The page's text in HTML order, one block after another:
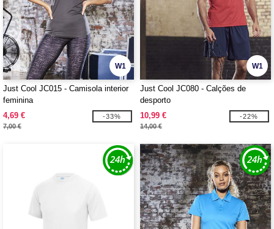
W1
Just Cool JC015 - Camisola interior
feminina
4,69 €
7,00 €
-33%
W1
Just Cool JC080 - Calções de
desporto
10,99 €
14,00 €
-22%